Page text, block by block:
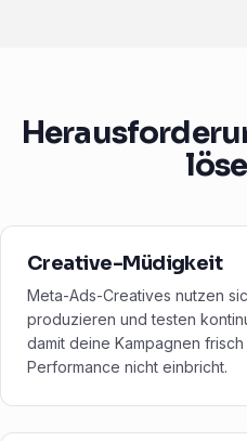
Creative-Müdigkeit
Meta-Ads-Creatives nutzen
produzieren und testen
damit deine Kampagnen
Performance nicht einbricht.